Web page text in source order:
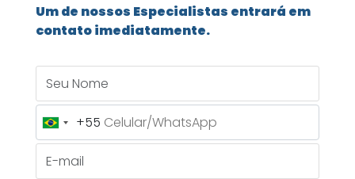
Um de nossos Especialistas entrará em
contato imediatamente.
Brazil
+55
+55